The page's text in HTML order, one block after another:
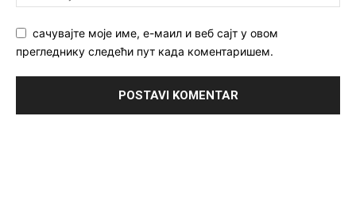
сачувајте моје име, е-маил и веб сајт у овом
прегледнику следећи пут када коментаришем.